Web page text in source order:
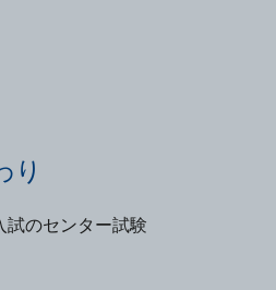
り
試のセンター試験